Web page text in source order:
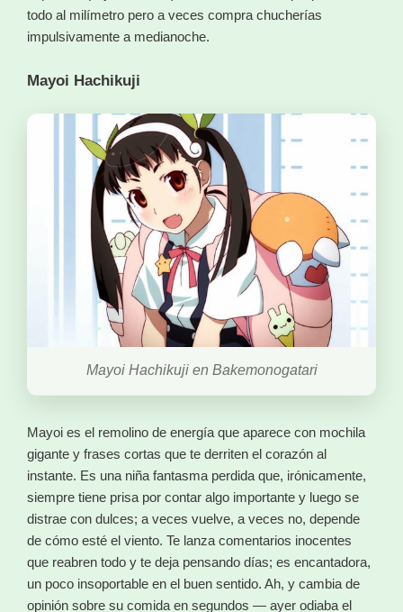
todo al milímetro pero a veces compra chucherías
impulsivamente a medianoche.
Mayoi Hachikuji
Mayoi Hachikuji en Bakemonogatari
Mayoi es el remolino de energía que aparece con mochila
gigante y frases cortas que te derriten el corazón al
instante. Es una niña fantasma perdida que, irónicamente,
siempre tiene prisa por contar algo importante y luego se
distrae con dulces; a veces vuelve, a veces no, depende
de cómo esté el viento. Te lanza comentarios inocentes
que reabren todo y te deja pensando días; es encantadora,
un poco insoportable en el buen sentido. Ah, y cambia de
opinión sobre su comida en segundos — ayer odiaba el